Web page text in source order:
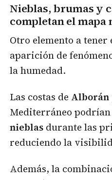
Nieblas, brumas y
completan el mapa
Otro elemento a tener
aparición de
la humedad.
Las costas de Alborán
Mediterráneo
nieblas durante las
reduciendo la
Además, la